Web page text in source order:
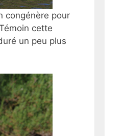
congénère pour
cette
un peu plus